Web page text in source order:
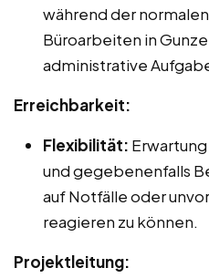
während der
Büroarbeiten in
administrative
Erreichbarkeit:
Flexibilität:
und gegebenenfalls
auf Notfälle oder
reagieren zu können.
Projektleitung: